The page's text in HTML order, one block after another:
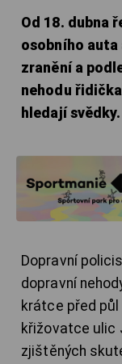
Od 18. dubna
osobního
zranění a
nehodu
hledají svědky.
Dopravní
dopravní
krátce před
křižovatce ulic
zjištěných